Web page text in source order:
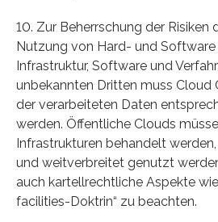
10. Zur Beherrschung der Risiken
Nutzung von Hard- und Software
Infrastruktur, Software und
unbekannten Dritten muss Cloud
der verarbeiteten Daten
werden. Öffentliche Clouds
Infrastrukturen behandelt
und weitverbreitet genutzt
auch kartellrechtliche Aspekte
facilities-Doktrin“ zu beachten.